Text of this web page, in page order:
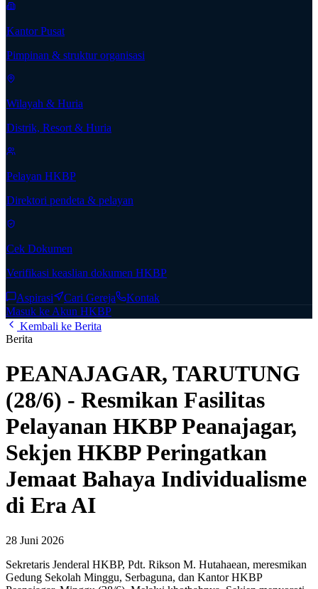
Kantor Pusat
Pimpinan & struktur organisasi
Wilayah & Huria
Distrik, Resort & Huria
Pelayan HKBP
Direktori pendeta & pelayan
Cek Dokumen
Verifikasi keaslian dokumen HKBP
Aspirasi Cari Gereja
Kontak
Masuk ke Akun HKBP
Kembali ke Berita
Berita
PEANAJAGAR, TARUTUNG
(28/6) - Resmikan Fasilitas
Pelayanan HKBP Peanajagar,
Sekjen HKBP Peringatkan
Jemaat Bahaya Individualisme
di Era AI
28 Juni 2026
Sekretaris Jenderal HKBP, Pdt. Rikson M. Hutahaean, meresmikan
Gedung Sekolah Minggu, Serbaguna, dan Kantor HKBP